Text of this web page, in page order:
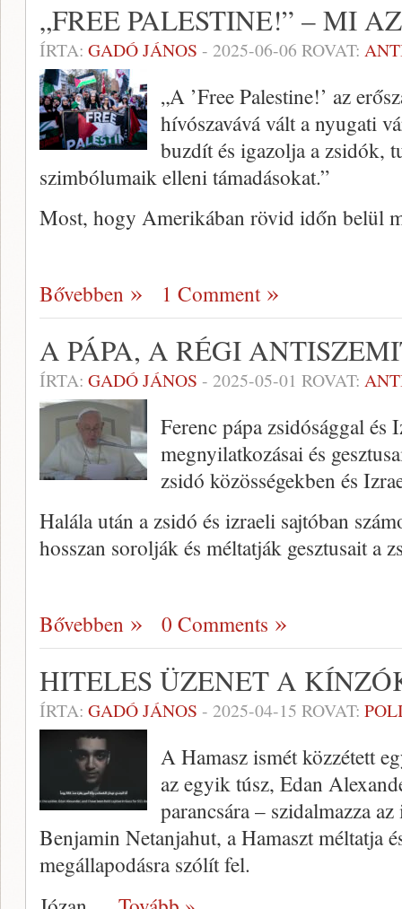
„FREE PALESTINE!” – MI
ÍRTA: GADÓ JÁNOS - 2025-06-06 ROVAT:
„A ’Free Palestine!’ az
hívószavává vált a nyugati
buzdít és igazolja a zsidók,
szimbólumaik elleni támadásokat.”
Most, hogy Amerikában rövid időn belül
Bővebben 1 Comment
A PÁPA, A RÉGI
ÍRTA: GADÓ JÁNOS - 2025-05-01 ROVAT:
Ferenc pápa zsidósággal és
megnyilatkozásai és
zsidó közösségekben és
Halála után a zsidó és izraeli sajtóban
hosszan sorolják és méltatják gesztusait a
Bővebben 0 Comments
HITELES ÜZENET A
ÍRTA: GADÓ JÁNOS - 2025-04-15 ROVAT:
A Hamasz ismét közzétett
az egyik túsz, Edan
parancsára – szidalmazza
Benjamin Netanjahut, a Hamaszt méltatja
megállapodásra szólít fel.